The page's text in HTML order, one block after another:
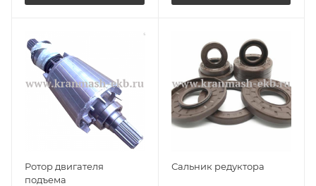
Ротор двигателя
подъема
Сальник редуктора